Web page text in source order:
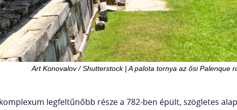
Art Konovalov / Shutterstock | A palota tornya az ősi Palenque
legfeltűnőbb része a 782-ben épült, szögletes